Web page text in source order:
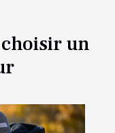
un